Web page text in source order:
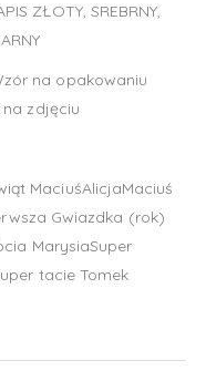
ZŁOTY, SREBRNY,
na opakowaniu
zdjęciu
MaciuśAlicjaMaciuś
Gwiazdka (rok)
MarysiaSuper
tacie Tomek